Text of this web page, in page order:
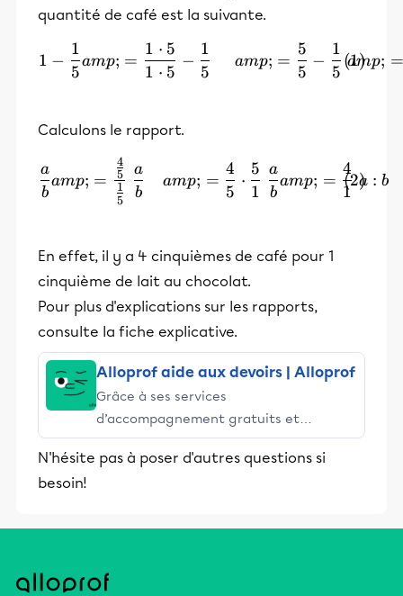
quantité de café est la suivante.
\begin{align} 1 -
1 −
5
1
amp; =
1 ⋅ 5
1 ⋅ 5
−
5
1
amp; =
5
5
−
5
1
amp; =
Calculons le rapport.
\begin{align}
b
a
amp; =
5
1
5
4
b
a
amp; =
5
4
⋅
1
5
b
a
amp; =
1
4
a : b
En effet, il y a 4 cinquièmes de café pour 1
cinquième de lait au chocolat.
Pour plus d'explications sur les rapports,
consulte la fiche explicative.
Alloprof aide aux devoirs | Alloprof
Grâce à ses services
d’accompagnement gratuits et
stimulants, Alloprof engage les élèves
et leurs parents dans la réussite
N'hésite pas à poser d'autres questions si
besoin!